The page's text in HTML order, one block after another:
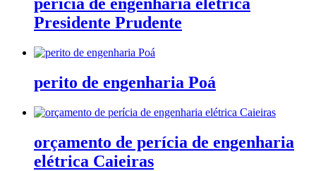
perícia de engenharia elétrica
Presidente Prudente
perito de engenharia Poá
orçamento de perícia de engenharia
elétrica Caieiras